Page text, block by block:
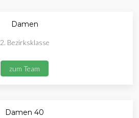
Damen
2. Bezirksklasse
zum Team
Damen 40